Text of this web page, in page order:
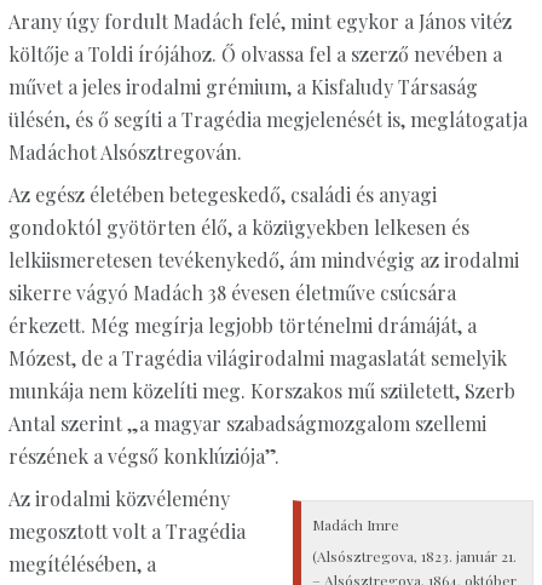
Arany úgy fordult Madách felé, mint egykor a János vitéz
költője a Toldi írójához. Ő olvassa fel a szerző nevében a
művet a jeles irodalmi grémium, a Kisfaludy Társaság
ülésén, és ő segíti a Tragédia megjelenését is, meglátogatja
Madáchot Alsósztregován.
Az egész életében betegeskedő, családi és anyagi
gondoktól gyötörten élő, a közügyekben lelkesen és
lelkiismeretesen tevékenykedő, ám mindvégig az irodalmi
sikerre vágyó Madách 38 évesen életműve csúcsára
érkezett. Még megírja legjobb történelmi drámáját, a
Mózest, de a Tragédia világirodalmi magaslatát semelyik
munkája nem közelíti meg. Korszakos mű született, Szerb
Antal szerint „a magyar szabadságmozgalom szellemi
részének a végső konklúziója”.
Madách Imre
(Alsósztregova, 1823. január 21.
– Alsósztregova, 1864. október
Az irodalmi közvélemény
megosztott volt a Tragédia
megítélésében, a